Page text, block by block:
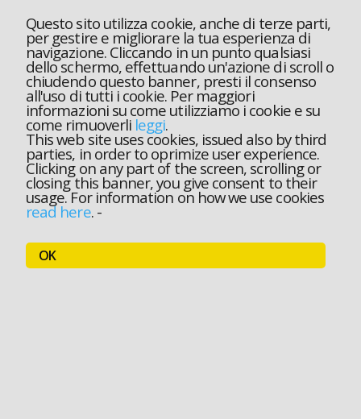
Questo sito utilizza cookie, anche di terze parti,
per gestire e migliorare la tua esperienza di
navigazione. Cliccando in un punto qualsiasi
dello schermo, effettuando un'azione di scroll o
chiudendo questo banner, presti il consenso
all'uso di tutti i cookie. Per maggiori
informazioni su come utilizziamo i cookie e su
come rimuoverli leggi.
This web site uses cookies, issued also by third
parties, in order to oprimize user experience.
Clicking on any part of the screen, scrolling or
closing this banner, you give consent to their
usage. For information on how we use cookies
read here.-
OK